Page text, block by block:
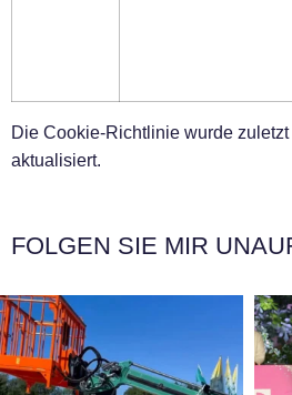
Die Cookie-Richtlinie wurde
aktualisiert.
FOLGEN SIE MIR